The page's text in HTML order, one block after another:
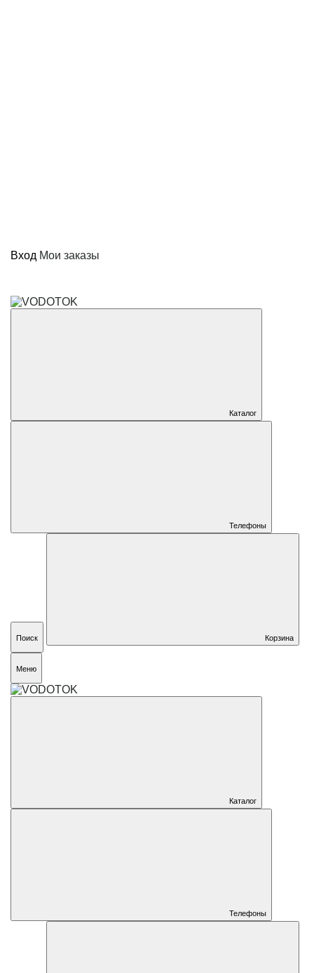
Вход Мои заказы
Каталог
Телефоны
Поиск Корзина
Меню
Каталог
Телефоны